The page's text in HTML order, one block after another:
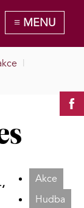
|
Akce
Hudba